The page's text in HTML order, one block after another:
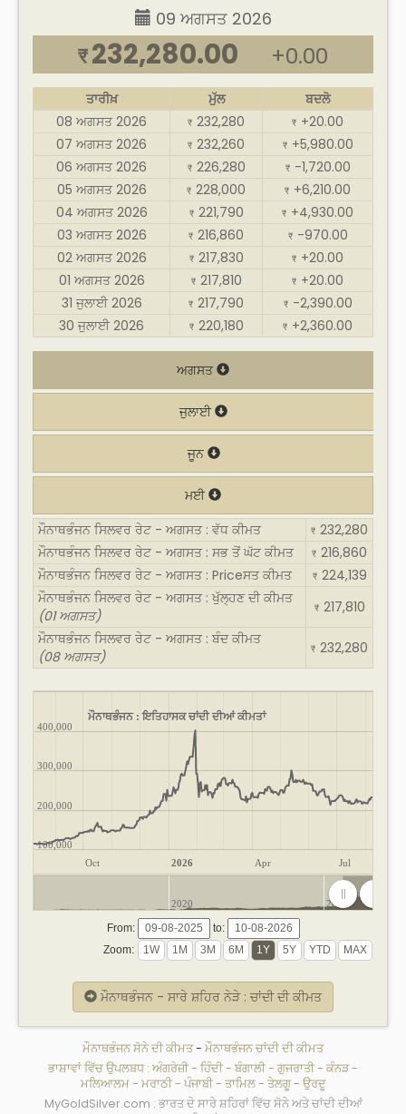
09 ਅਗਸਤ 2026
₹ 232,280.00 +0.00
ਤਾਰੀਖ਼ ਮੁੱਲ
ਬਦਲੋ
08 ਅਗਸਤ 2026
₹ 232,280 ₹ +20.00
07 ਅਗਸਤ 2026
₹ 232,260 ₹ +5,980.00
06 ਅਗਸਤ 2026
₹ 226,280 ₹ -1,720.00
05 ਅਗਸਤ 2026
₹ 228,000 ₹ +6,210.00
04 ਅਗਸਤ 2026
₹ 221,790 ₹ +4,930.00
03 ਅਗਸਤ 2026
₹ 216,860 ₹ -970.00
02 ਅਗਸਤ 2026
₹ 217,830 ₹ +20.00
01 ਅਗਸਤ 2026
₹ 217,810 ₹ +20.00
31 ਜੁਲਾਈ 2026
₹ 217,790 ₹ -2,390.00
30 ਜੁਲਾਈ 2026
₹ 220,180 ₹ +2,360.00
ਅਗਸਤ
ਜੁਲਾਈ
ਜੂਨ
ਮਈ
ਮੌਨਾਥਭੰਜਨ ਸਿਲਵਰ ਰੇਟ - ਅਗਸਤ : ਵੱਧ ਕੀਮਤ
₹ 232,280
ਮੌਨਾਥਭੰਜਨ ਸਿਲਵਰ ਰੇਟ - ਅਗਸਤ : ਸਭ ਤੋਂ ਘੱਟ ਕੀਮਤ
₹ 216,860
ਮੌਨਾਥਭੰਜਨ ਸਿਲਵਰ ਰੇਟ - ਅਗਸਤ : Priceਸਤ ਕੀਮਤ
₹ 224,139
ਮੌਨਾਥਭੰਜਨ ਸਿਲਵਰ ਰੇਟ - ਅਗਸਤ : ਖੁੱਲ੍ਹਣ ਦੀ ਕੀਮਤ
(01 ਅਗਸਤ)
₹ 217,810
ਮੌਨਾਥਭੰਜਨ ਸਿਲਵਰ ਰੇਟ - ਅਗਸਤ : ਬੰਦ ਕੀਮਤ
(08 ਅਗਸਤ)
₹ 232,280
ਮੌਨਾਥਭੰਜਨ : ਇਤਿਹਾਸਕ ਚਾਂਦੀ ਦੀਆਂ ਕੀਮਤਾਂ
Oct 2026 Apr Jul
100,000
200,000
300,000
400,000
2020 2025
From:
to:
Zoom:
ਮੌਨਾਥਭੰਜਨ - ਸਾਰੇ ਸ਼ਹਿਰ ਨੇੜੇ : ਚਾਂਦੀ ਦੀ ਕੀਮਤ
ਮੌਨਾਥਭੰਜਨ ਸੋਨੇ ਦੀ ਕੀਮਤ- ਮੌਨਾਥਭੰਜਨ ਚਾਂਦੀ ਦੀ ਕੀਮਤ
ਭਾਸ਼ਾਵਾਂ ਵਿੱਚ ਉਪਲਬਧ : ਅੰਗਰੇਜ਼ੀ- ਹਿੰਦੀ- ਬੰਗਾਲੀ- ਗੁਜਰਾਤੀ- ਕੰਨੜ-
ਮਲਿਆਲਮ- ਮਰਾਠੀ- ਪੰਜਾਬੀ- ਤਾਮਿਲ- ਤੇਲਗੂ- ਉਰਦੂ
MyGoldSilver.com : ਭਾਰਤ ਦੇ ਸਾਰੇ ਸ਼ਹਿਰਾਂ ਵਿੱਚ ਸੋਨੇ ਅਤੇ ਚਾਂਦੀ ਦੀਆਂ